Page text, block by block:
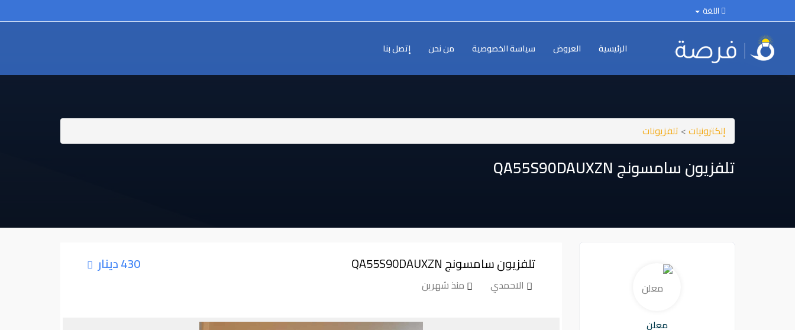
اللغة
الرئيسية العروض سياسة الخصوصية من نحن إتصل بنا
إلكترونيات> تلفزيونات
تلفزيون سامسونج ⁦⁦QA55S90DAUXZN⁩⁩
تلفزيون سامسونج ⁦⁦QA55S90DAUXZN⁩⁩
الاحمدي منذ شهرين
430 دينار
معلن